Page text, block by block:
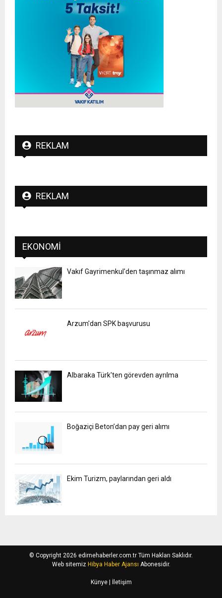
REKLAM
REKLAM
EKONOMI
Vakıf Gayrimenkul'den taşınmaz alımı
Arzum'dan SPK başvurusu
Albaraka Türk'ten görevden ayrılma
Boğaziçi Beton’dan pay geri alımı
Ekim Turizm, paylarından geri aldı
© Copyright 2026 edirnehaberler.com.tr Tüm Hakları Saklıdır.
Web sitemiz Hibya Haber Ajansı Abonesidir.
Künye| İletişim